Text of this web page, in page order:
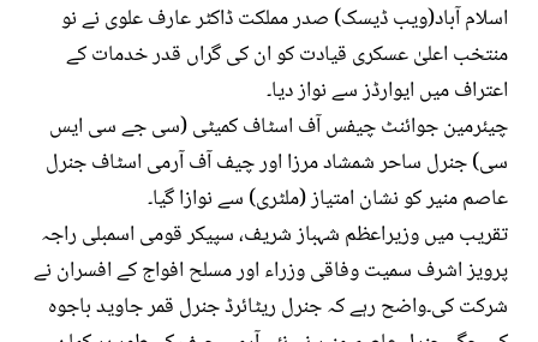
اسلام آباد(ویب ڈیسک) صدر مملکت ڈاکٹر عارف علوی نے نو
منتخب اعلیٰ عسکری قیادت کو ان کی گراں قدر خدمات کے
اعتراف میں ایوارڈز سے نواز دیا۔
چیئرمین جوائنٹ چیفس آف اسٹاف کمیٹی (سی جے سی ایس
سی) جنرل ساحر شمشاد مرزا اور چیف آف آرمی اسٹاف جنرل
عاصم منیر کو نشان امتیاز (ملٹری) سے نوازا گیا۔
تقریب میں وزیراعظم شہباز شریف، سپیکر قومی اسمبلی راجہ
پرویز اشرف سمیت وفاقی وزراء اور مسلح افواج کے افسران نے
شرکت کی۔واضح رہے کہ جنرل ریٹائرڈ جنرل قمر جاوید باجوہ